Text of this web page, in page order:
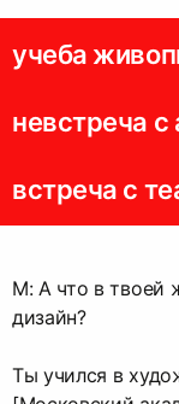
учеба
невстреча
встреча с
М: А что в твоей
дизайн?
Ты учился в